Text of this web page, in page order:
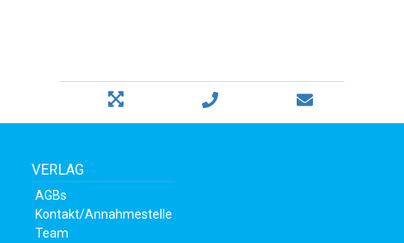
VERLAG
AGBs
Kontakt/Annahmestelle
Team